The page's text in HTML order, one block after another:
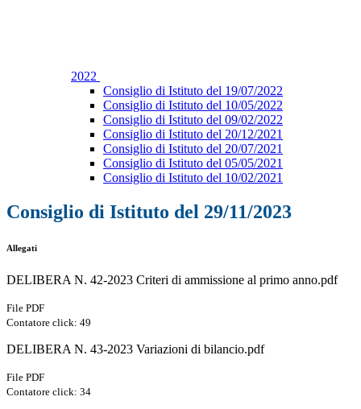
2022
Consiglio di Istituto del 19/07/2022
Consiglio di Istituto del 10/05/2022
Consiglio di Istituto del 09/02/2022
Consiglio di Istituto del 20/12/2021
Consiglio di Istituto del 20/07/2021
Consiglio di Istituto del 05/05/2021
Consiglio di Istituto del 10/02/2021
Consiglio di Istituto del 29/11/2023
Allegati
DELIBERA N. 42-2023 Criteri di ammissione al primo anno.pdf
File PDF
Contatore click: 49
DELIBERA N. 43-2023 Variazioni di bilancio.pdf
File PDF
Contatore click: 34